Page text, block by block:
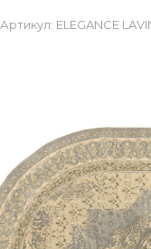
Артикул: ELEGANCE